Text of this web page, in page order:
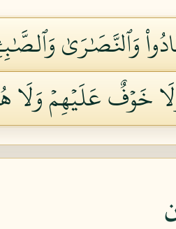
وَٱلنَّصَٰرَىٰ
خَوۡفٌ عَلَيۡهِمۡ وَلَا هُمۡ